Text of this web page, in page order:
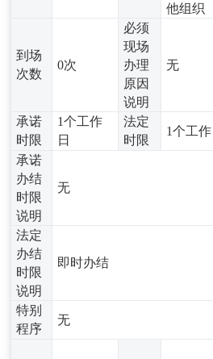
他组织
到场
次数
0次
必须
现场
办理
原因
说明
无
承诺
时限
1个工作
日
法定
时限
1个工作
承诺
办结
时限
说明
无
法定
办结
时限
说明
即时办结
特别
程序
无